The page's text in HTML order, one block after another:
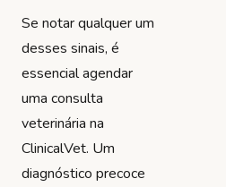
Se notar qualquer um
desses sinais, é
essencial agendar
uma consulta
veterinária na
ClinicalVet. Um
diagnóstico precoce